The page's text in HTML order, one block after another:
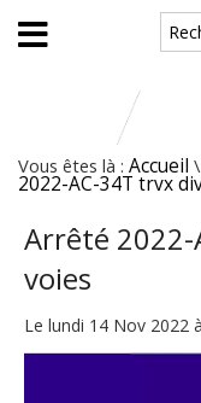
Aller au contenu principal
Vous êtes là : Accueil \
2022-AC-34T trvx
Arrêté 2022-
voies
Le lundi 14 Nov 2022